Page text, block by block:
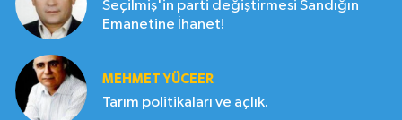
Seçilmiş'in parti değiştirmesi Sandığın
Emanetine İhanet!
MEHMET YÜCEER
Tarım politikaları ve açlık.